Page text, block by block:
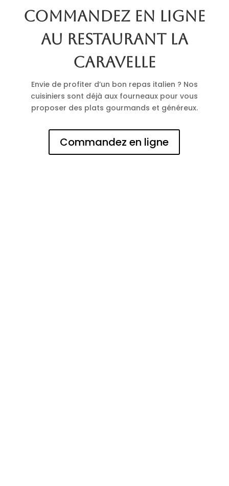
Commandez en ligne
au restaurant La
Caravelle
Envie de profiter d’un bon repas italien ? Nos
cuisiniers sont déjà aux fourneaux pour vous
proposer des plats gourmands et généreux.
Commandez en ligne